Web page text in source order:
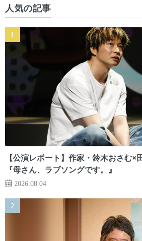
人気の記事
【公演レポート】作家・鈴木おさむ×
『母さん、ラブソングです。』
2026.08.04